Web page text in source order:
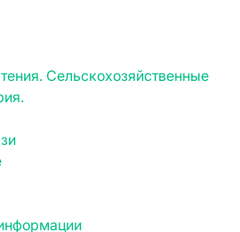
Сельскохозяйственные